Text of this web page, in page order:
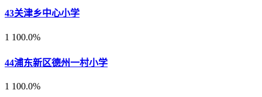
43关津乡中心小学
1 100.0%
44浦东新区德州一村小学
1 100.0%